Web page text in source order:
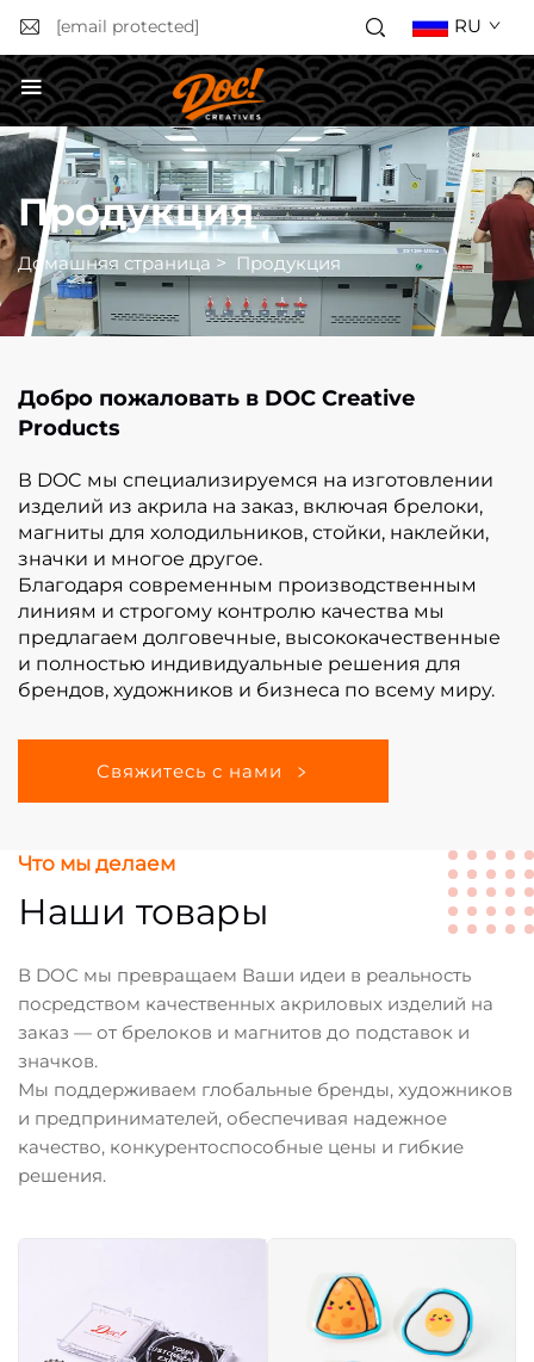
[email protected] RU
Получить расчёт стоимости
Продукция
Домашняя страница > Продукция
Добро пожаловать в DOC Creative
Products
В DOC мы специализируемся на изготовлении
изделий из акрила на заказ, включая брелоки,
магниты для холодильников, стойки, наклейки,
значки и многое другое.
Благодаря современным производственным
линиям и строгому контролю качества мы
предлагаем долговечные, высококачественные
и полностью индивидуальные решения для
брендов, художников и бизнеса по всему миру.
Свяжитесь с нами
Что мы делаем
Наши товары
В DOC мы превращаем Ваши идеи в реальность
посредством качественных акриловых изделий на
заказ — от брелоков и магнитов до подставок и
значков.
Мы поддерживаем глобальные бренды, художников
и предпринимателей, обеспечивая надежное
качество, конкурентоспособные цены и гибкие
решения.